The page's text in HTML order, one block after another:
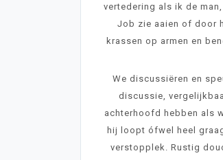
vertedering als ik de
Job zie aaien of door
krassen op armen en
We discussiëren en
discussie,
achterhoofd hebben als
hij loopt ófwel heel
verstopplek. Rustig